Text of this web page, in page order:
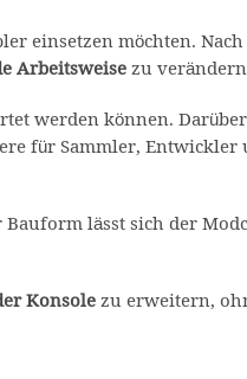
einsetzen möchten.
Arbeitsweise zu
werden können.
für Sammler, Entwickler
lässt sich der
Konsole zu erweitern,